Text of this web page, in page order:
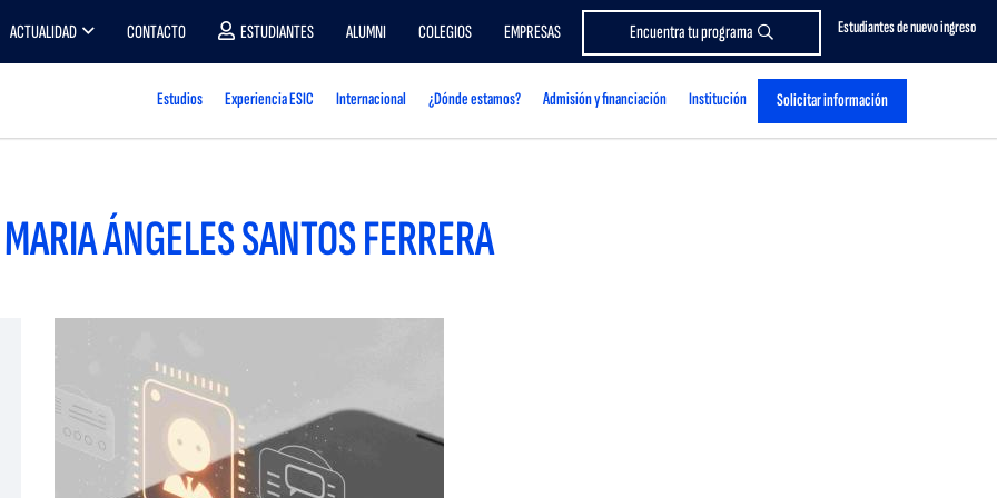
Estudiantes de nuevo ingreso
ACTUALIDAD CONTACTO ESTUDIANTES ALUMNI COLEGIOS EMPRESAS Encuentra tu programa
Estudios Experiencia ESIC Internacional ¿Dónde estamos? Admisión y financiación Institución Solicitar información
MARIA ÁNGELES SANTOS FERRERA